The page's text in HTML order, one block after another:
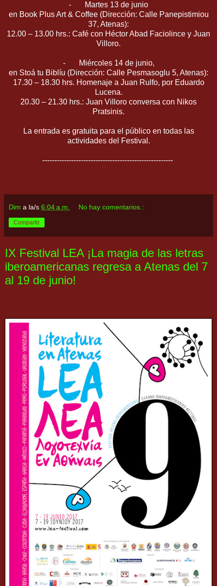
- Martes 13 de junio
en Book Plus Art & Coffee (Dirección: Calle Panepistimiou
37, Atenas):
12.00 – 13.00 hrs.: Café con Héctor Abad Faciolince y Juan
Villoro.
- Miércoles 14 de junio,
en Stoá tu Biblíu (Dirección: Calle Pesmasoglu 5, Atenas):
17.30 – 18.30 hrs. Homenaje a Juan Rulfo, por Eduardo
Lucena.
20.30 – 21.30 hrs.: Juan Villoro conversa con Nikos
Pratsinis.
La entrada es gratuita para el público en todas las
actividades del Festival.
------------------------------------------------------
Dim a la/s 6:04 a.m. No hay comentarios.:
Compartir
IX Festival LEA ¡La magia de las letras
iberoamericanas regresa a Atenas del 7
al 19 de junio!